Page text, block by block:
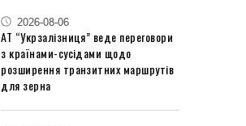
2026-08-06
АТ “Укрзалізниця” веде переговори
з країнами-сусідами щодо
розширення транзитних маршрутів
для зерна